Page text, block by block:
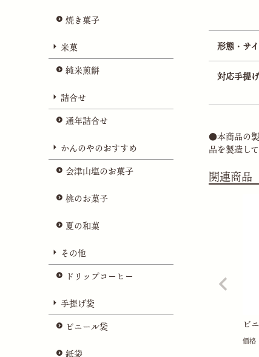
焼き菓子
米菓
純米煎餅
詰合せ
通年詰合せ
かんのやのおすすめ
会津山塩のお菓子
桃のお菓子
夏の和菓
その他
ドリップコーヒー
手提げ袋
ビニール袋
紙袋
形態・サ
対応手提
●本商品の
品を製造して
関連商品
ビ
価格